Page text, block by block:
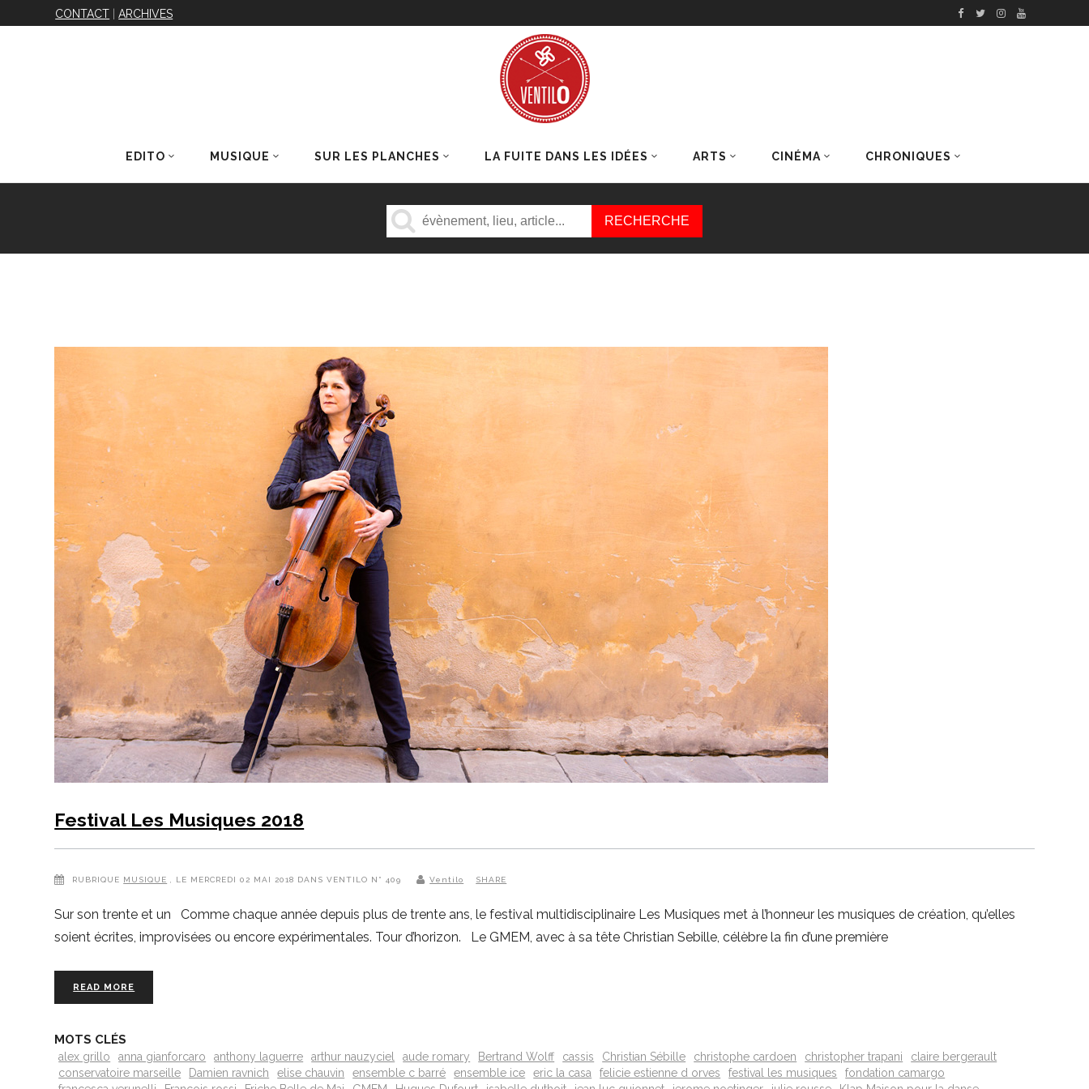
CONTACT |ARCHIVES
EDITO MUSIQUE SUR LES PLANCHES LA FUITE DANS LES IDÉES ARTS CINÉMA CHRONIQUES
DERNIERS ARTICLES
Festival Les Musiques 2018
RUBRIQUE MUSIQUE , LE MERCREDI 02 MAI 2018 DANS VENTILO N° 409 Ventilo SHARE
Sur son trente et un Comme chaque année depuis plus de trente ans, le festival multidisciplinaire Les Musiques met à l’honneur les musiques de création, qu’elles
soient écrites, improvisées ou encore expérimentales. Tour d’horizon. Le GMEM, avec à sa tête Christian Sebille, célèbre la fin d’une première
READ MORE
MOTS CLÉS
alex grillo anna gianforcaro anthony laguerre arthur nauzyciel aude romary Bertrand Wolff cassis Christian Sébille christophe cardoen christopher trapani
claire bergerault
conservatoire marseille
Damien ravnich elise chauvin ensemble c barré ensemble ice eric la casa felicie estienne d orves festival les musiques
fondation camargo